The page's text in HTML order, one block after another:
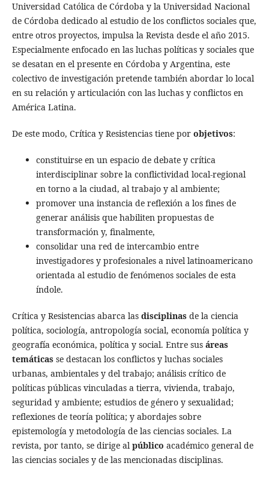
Universidad Católica de Córdoba y la Universidad Nacional
de Córdoba dedicado al estudio de los conflictos sociales que,
entre otros proyectos, impulsa la Revista desde el año 2015.
Especialmente enfocado en las luchas políticas y sociales que
se desatan en el presente en Córdoba y Argentina, este
colectivo de investigación pretende también abordar lo local
en su relación y articulación con las luchas y conflictos en
América Latina.
De este modo, Crítica y Resistencias tiene por objetivos:
constituirse en un espacio de debate y crítica
interdisciplinar sobre la conflictividad local-regional
en torno a la ciudad, al trabajo y al ambiente;
promover una instancia de reflexión a los fines de
generar análisis que habiliten propuestas de
transformación y, finalmente,
consolidar una red de intercambio entre
investigadores y profesionales a nivel latinoamericano
orientada al estudio de fenómenos sociales de esta
índole.
Crítica y Resistencias abarca las disciplinasde la ciencia
política, sociología, antropología social, economía política y
geografía económica, política y social. Entre sus áreas
temáticasse destacan los conflictos y luchas sociales
urbanas, ambientales y del trabajo; análisis crítico de
políticas públicas vinculadas a tierra, vivienda, trabajo,
seguridad y ambiente; estudios de género y sexualidad;
reflexiones de teoría política; y abordajes sobre
epistemología y metodología de las ciencias sociales. La
revista, por tanto, se dirige alpúblico académico general de
las ciencias sociales y de las mencionadas disciplinas.